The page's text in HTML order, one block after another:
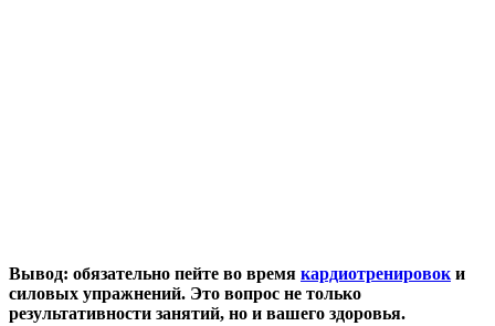
Вывод: обязательно пейте во время кардиотренировок и
силовых упражнений. Это вопрос не только
результативности занятий, но и вашего здоровья.